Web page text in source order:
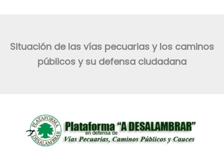
Situación de las vías pecuarias y los caminos
públicos y su defensa ciudadana